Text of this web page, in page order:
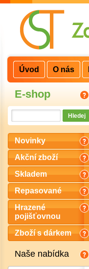
E-shop
Novinky
Akční zboží
Skladem
Repasované
Hrazené
pojišťovnou
Zboží s dárkem
Naše nabídka
Úvod O nás